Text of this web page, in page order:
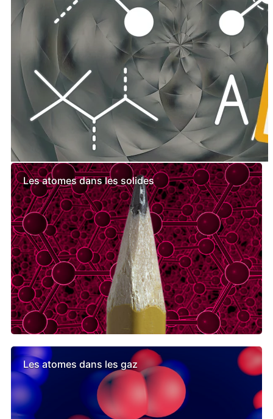
Leçons semblables
Les atomes dans les solides
Les atomes dans les gaz